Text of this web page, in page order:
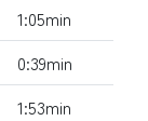
1:05min
0:39min
1:53min